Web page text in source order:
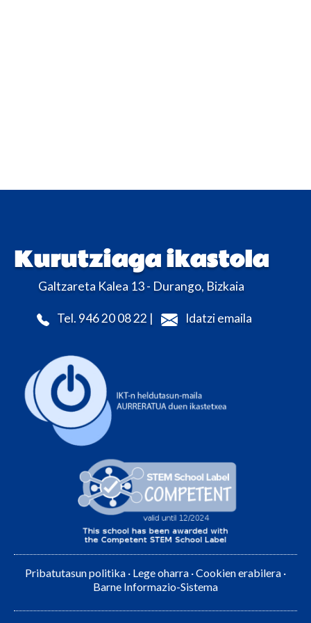
Kurutziaga ikastola
Galtzareta Kalea 13 - Durango, Bizkaia
Tel. 946 20 08 22 | Idatzi emaila
Pribatutasun politika · Lege oharra ·Cookien erabilera ·
Barne Informazio-Sistema